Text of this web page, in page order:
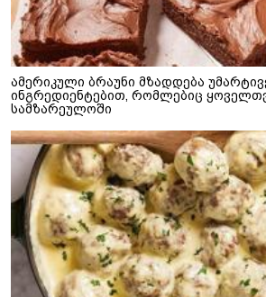
ამერიკული ბრაუნი მზადდება
ინგრედიენტებით, რომლებიც
სამზარეულოში